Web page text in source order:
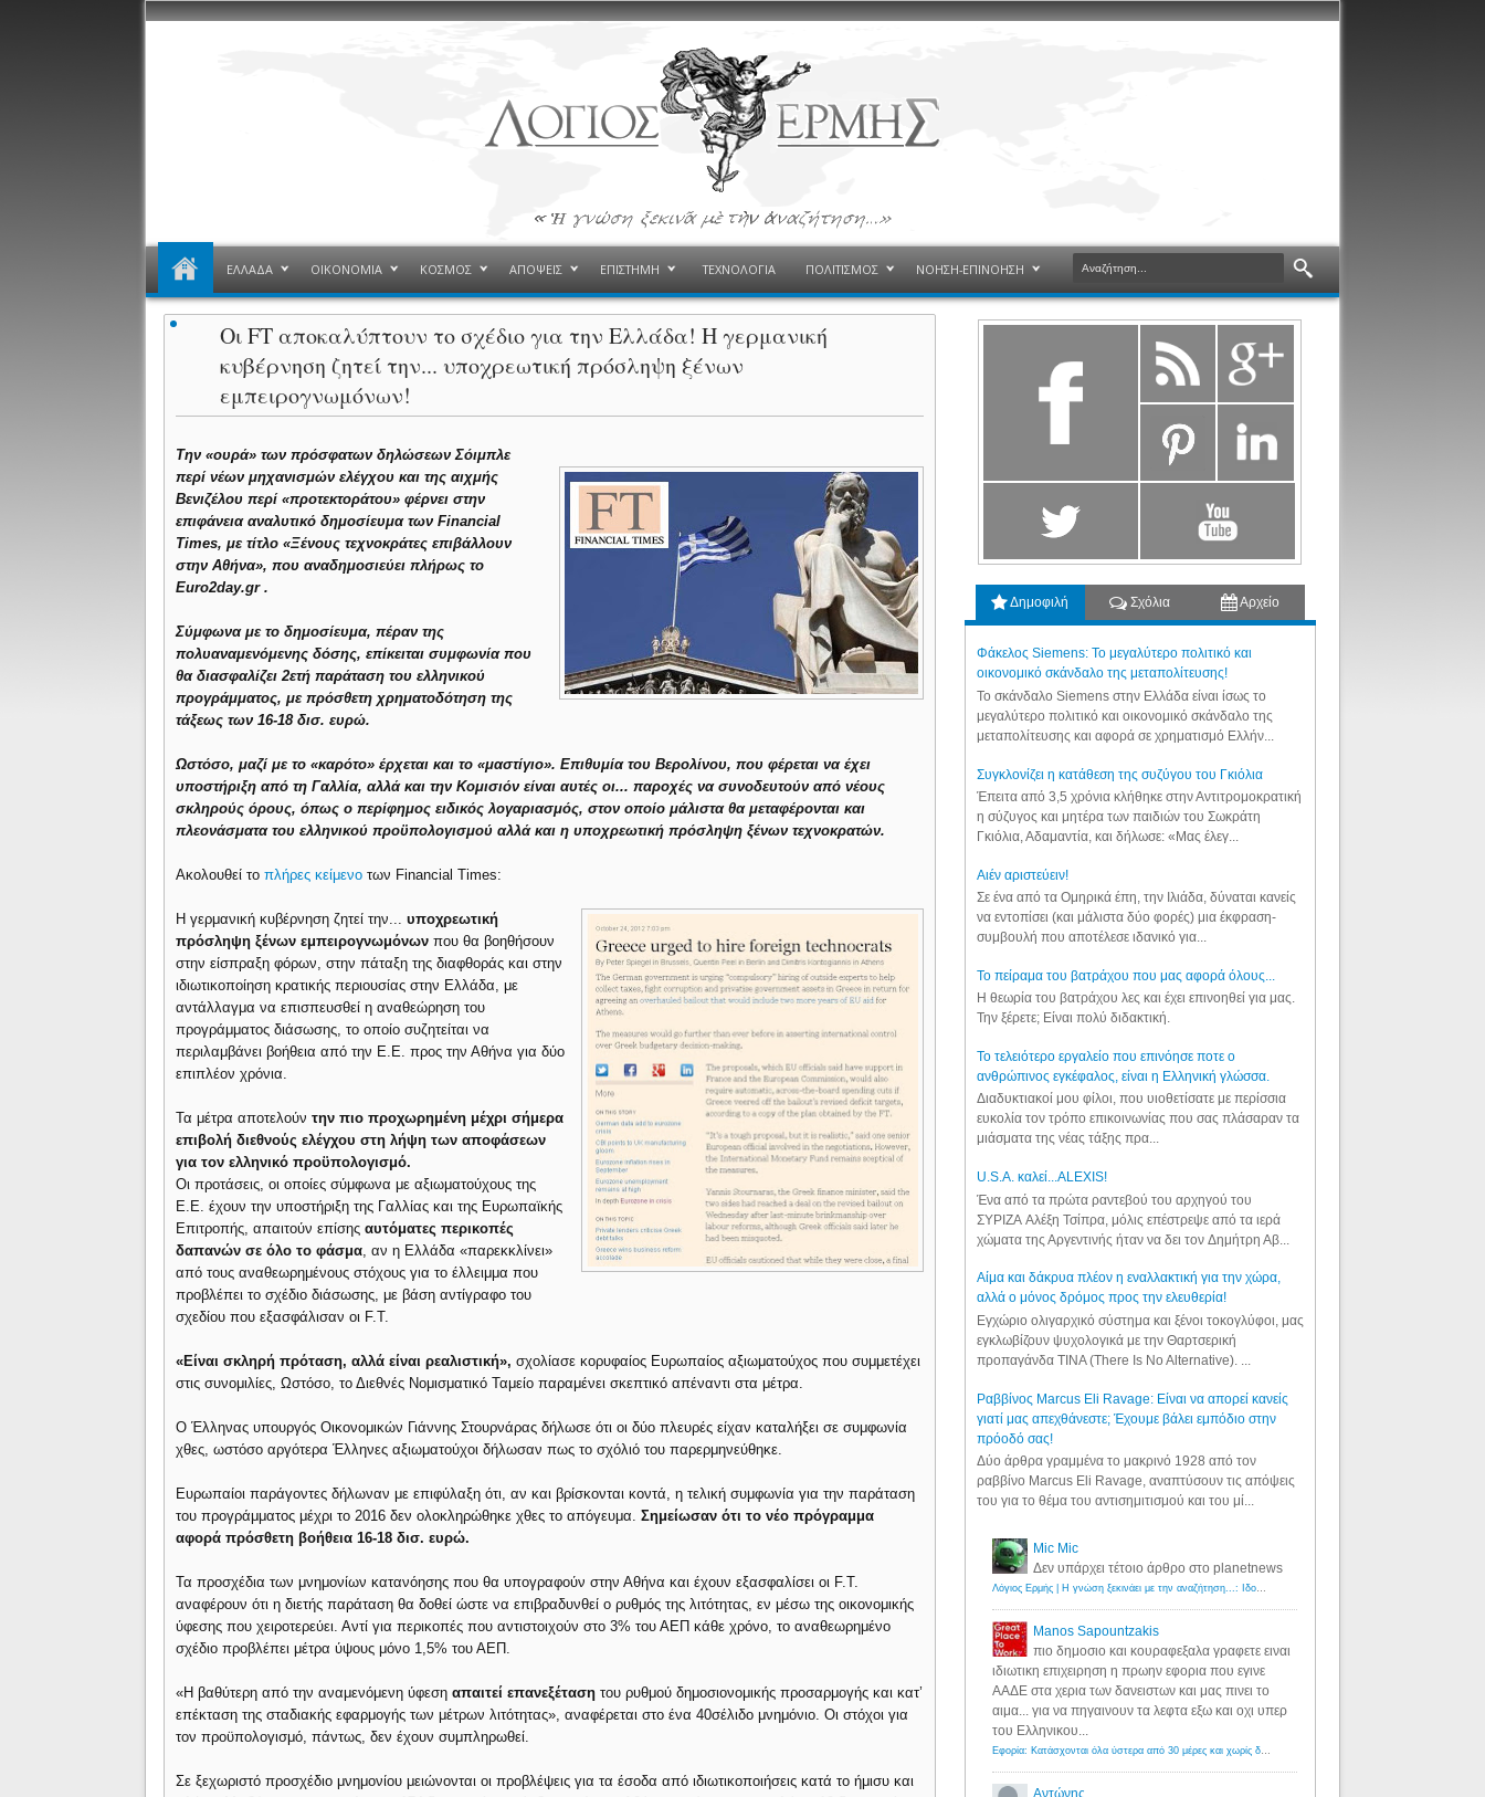
ΕΛΛΑΔΑ ΟΙΚΟΝΟΜΙΑ ΚΟΣΜΟΣ ΑΠΟΨΕΙΣ ΕΠΙΣΤΗΜΗ ΤΕΧΝΟΛΟΓΙΑ ΠΟΛΙΤΙΣΜΟΣ ΝΟΗΣΗ-ΕΠΙΝΟΗΣΗ
Οι FT αποκαλύπτουν το σχέδιο για την Ελλάδα! Η γερμανική
κυβέρνηση ζητεί την... υποχρεωτική πρόσληψη ξένων
εμπειρογνωμόνων!
Την «ουρά» των πρόσφατων δηλώσεων Σόιμπλε
περί νέων μηχανισμών ελέγχου και της αιχμής
Βενιζέλου περί «προτεκτοράτου» φέρνει στην
επιφάνεια αναλυτικό δημοσίευμα των Financial
Times, με τίτλο «Ξένους τεχνοκράτες επιβάλλουν
στην Αθήνα», που αναδημοσιεύει πλήρως το
Euro2day.gr .
Σύμφωνα με το δημοσίευμα, πέραν της
πολυαναμενόμενης δόσης, επίκειται συμφωνία που
θα διασφαλίζει 2ετή παράταση του ελληνικού
προγράμματος, με πρόσθετη χρηματοδότηση της
τάξεως των 16-18 δισ. ευρώ.
Ωστόσο, μαζί με το «καρότο» έρχεται και το «μαστίγιο». Επιθυμία του Βερολίνου, που φέρεται να έχει
υποστήριξη από τη Γαλλία, αλλά και την Κομισιόν είναι αυτές οι... παροχές να συνοδευτούν από νέους
σκληρούς όρους, όπως ο περίφημος ειδικός λογαριασμός, στον οποίο μάλιστα θα μεταφέρονται και
πλεονάσματα του ελληνικού προϋπολογισμού αλλά και η υποχρεωτική πρόσληψη ξένων τεχνοκρατών.
Ακολουθεί τοπλήρες κείμενο των Financial Times:
Η γερμανική κυβέρνηση ζητεί την...υποχρεωτική
πρόσληψη ξένων εμπειρογνωμόνων που θα βοηθήσουν
στην είσπραξη φόρων, στην πάταξη της διαφθοράς και στην
ιδιωτικοποίηση κρατικής περιουσίας στην Ελλάδα, με
αντάλλαγμα να επισπευσθεί η αναθεώρηση του
προγράμματος διάσωσης, το οποίο συζητείται να
περιλαμβάνει βοήθεια από την Ε.Ε. προς την Αθήνα για δύο
επιπλέον χρόνια.
Τα μέτρα αποτελούντην πιο προχωρημένη μέχρι σήμερα
επιβολή διεθνούς ελέγχου στη λήψη των αποφάσεων
για τον ελληνικό προϋπολογισμό.
Οι προτάσεις, οι οποίες σύμφωνα με αξιωματούχους της
Ε.Ε. έχουν την υποστήριξη της Γαλλίας και της Ευρωπαϊκής
Επιτροπής, απαιτούν επίσηςαυτόματες περικοπές
δαπανών σε όλο το φάσμα, αν η Ελλάδα «παρεκκλίνει»
από τους αναθεωρημένους στόχους για το έλλειμμα που
προβλέπει το σχέδιο διάσωσης, με βάση αντίγραφο του
σχεδίου που εξασφάλισαν οι F.T.
«Είναι σκληρή πρόταση, αλλά είναι ρεαλιστική»,σχολίασε κορυφαίος Ευρωπαίος αξιωματούχος που συμμετέχει
στις συνομιλίες, Ωστόσο, το Διεθνές Νομισματικό Ταμείο παραμένει σκεπτικό απέναντι στα μέτρα.
Ο Έλληνας υπουργός Οικονομικών Γιάννης Στουρνάρας δήλωσε ότι οι δύο πλευρές είχαν καταλήξει σε συμφωνία
χθες, ωστόσο αργότερα Έλληνες αξιωματούχοι δήλωσαν πως το σχόλιό του παρερμηνεύθηκε.
Ευρωπαίοι παράγοντες δήλωναν με επιφύλαξη ότι, αν και βρίσκονται κοντά, η τελική συμφωνία για την παράταση
του προγράμματος μέχρι το 2016 δεν ολοκληρώθηκε χθες το απόγευμα.Σημείωσαν ότι το νέο πρόγραμμα
αφορά πρόσθετη βοήθεια 16-18 δισ. ευρώ.
Τα προσχέδια των μνημονίων κατανόησης που θα υπογραφούν στην Αθήνα και έχουν εξασφαλίσει οι F.T.
αναφέρουν ότι η διετής παράταση θα δοθεί ώστε να επιβραδυνθεί ο ρυθμός της λιτότητας, εν μέσω της οικονομικής
ύφεσης που χειροτερεύει. Αντί για περικοπές που αντιστοιχούν στο 3% του ΑΕΠ κάθε χρόνο, το αναθεωρημένο
σχέδιο προβλέπει μέτρα ύψους μόνο 1,5% του ΑΕΠ.
«Η βαθύτερη από την αναμενόμενη ύφεσηαπαιτεί επανεξέταση του ρυθμού δημοσιονομικής προσαρμογής και κατ’
επέκταση της σταδιακής εφαρμογής των μέτρων λιτότητας», αναφέρεται στο ένα 40σέλιδο μνημόνιο. Οι στόχοι για
τον προϋπολογισμό, πάντως, δεν έχουν συμπληρωθεί.
Σε ξεχωριστό προσχέδιο μνημονίου μειώνονται οι προβλέψεις για τα έσοδα από ιδιωτικοποιήσεις κατά το ήμισυ και
Δημοφιλή Σχόλια Αρχείο
Φάκελος Siemens: Το μεγαλύτερο πολιτικό και
οικονομικό σκάνδαλο της μεταπολίτευσης!
Το σκάνδαλο Siemens στην Ελλάδα είναι ίσως το
μεγαλύτερο πολιτικό και οικονομικό σκάνδαλο της
μεταπολίτευσης και αφορά σε χρηματισμό Ελλήν...
Συγκλονίζει η κατάθεση της συζύγου του Γκιόλια
Έπειτα από 3,5 χρόνια κλήθηκε στην Αντιτρομοκρατική
η σύζυγος και μητέρα των παιδιών του Σωκράτη
Γκιόλια, Αδαμαντία, και δήλωσε: «Μας έλεγ...
Aιέν αριστεύειν!
Σε ένα από τα Ομηρικά έπη, την Ιλιάδα, δύναται κανείς
να εντοπίσει (και μάλιστα δύο φορές) μια έκφραση-
συμβουλή που αποτέλεσε ιδανικό για...
Το πείραμα του βατράχου που μας αφορά όλους...
Η θεωρία του βατράχου λες και έχει επινοηθεί για μας.
Την ξέρετε; Είναι πολύ διδακτική.
Το τελειότερο εργαλείο που επινόησε ποτε ο
ανθρώπινος εγκέφαλος, είναι η Ελληνική γλώσσα.
Διαδυκτιακοί μου φίλοι, που υιοθετίσατε με περίσσια
ευκολία τον τρόπο επικοινωνίας που σας πλάσαραν τα
μιάσματα της νέας τάξης πρα...
U.S.A. καλεί...ALEXIS!
Ένα από τα πρώτα ραντεβού του αρχηγού του
ΣΥΡΙΖΑ Αλέξη Τσίπρα, μόλις επέστρεψε από τα ιερά
χώματα της Αργεντινής ήταν να δει τον Δημήτρη Αβ...
Αίμα και δάκρυα πλέον η εναλλακτική για την χώρα,
αλλά ο μόνος δρόμος προς την ελευθερία!
Εγχώριο ολιγαρχικό σύστημα και ξένοι τοκογλύφοι, μας
εγκλωβίζουν ψυχολογικά με την Θαρτσερική
προπαγάνδα TINA (There Is No Alternative). ...
Ραββίνος Marcus Eli Ravage: Είναι να απορεί κανείς
γιατί μας απεχθάνεστε; Έχουμε βάλει εμπόδιο στην
πρόοδό σας!
Δύο άρθρα γραμμένα το μακρινό 1928 από τον
ραββίνο Marcus Eli Ravage, αναπτύσουν τις απόψεις
του για το θέμα του αντισημιτισμού και του μί...
Mic Mic
Δεν υπάρχει τέτοιο άρθρο στο planetnews
Λόγιος Ερμής | Η γνώση ξεκινάει με την αναζήτηση...: Ιδού οι 18 που χρωστούν 11 δις ευρώ!
Manos Sapountzakis
πιο δημοσιο και κουραφεξαλα γραφετε ειναι
ιδιωτικη επιχειρηση η πρωην εφορια που εγινε
ΑΑΔΕ στα χερια των δανειστων και μας πινει το
αιμα... για να πηγαινουν τα λεφτα εξω και οχι υπερ
του Ελληνικου...
Εφορία: Κατάσχονται όλα ύστερα από 30 μέρες και χωρίς δικαστικές αποφάσεις - Λόγιος Ερμής